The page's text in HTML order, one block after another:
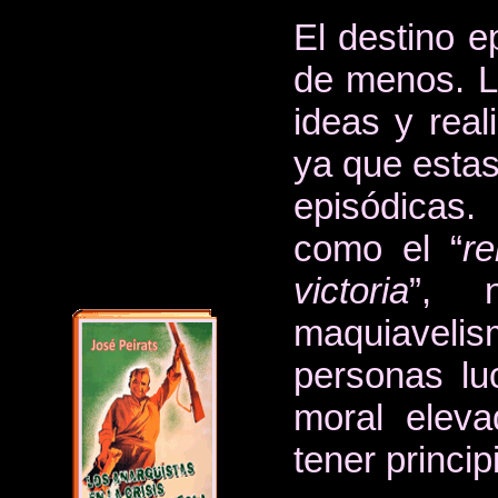
El destino
de menos.
ideas y
ya que
como el “
victoria”,
personas
moral
tener